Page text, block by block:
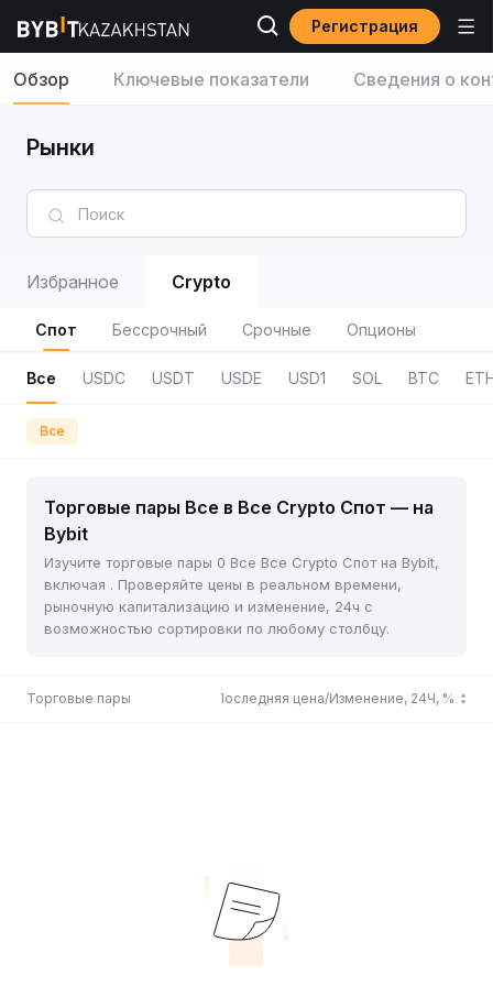
Регистрация
Обзор Ключевые показатели Сведения о
Рынки
Избранное Crypto
Спот Бессрочный Срочные Опционы
Все USDC USDT USDE USD1 SOL BTC
Все
Торговые пары Все в Все Crypto Спот — на
Bybit
Изучите торговые пары 0 Все Все Crypto Спот на Bybit,
включая . Проверяйте цены в реальном времени,
рыночную капитализацию и изменение, 24ч с
возможностью сортировки по любому столбцу.
Торговые пары Последняя цена/Изменение, 24Ч, %